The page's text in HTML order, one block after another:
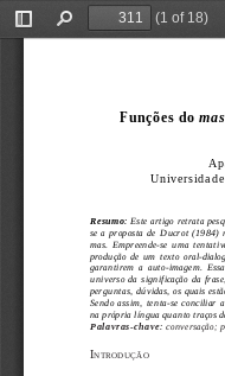
Toggle
Find
(1 of 18)
Funções do mas
Universidade
Resumo: Este artigo retrata
se  a  proposta  de  Ducrot  (1984)
mas.  Empreende-se  uma
produção  de  um  texto  oral-
garantirem  a  auto-imagem.
universo  da  significação  da
perguntas, dúvidas, os quais
Sendo  assim,  tenta-se  conciliar
na própria língua quanto traços
Palavras-chave:
conversação;
INTRODUÇÃO